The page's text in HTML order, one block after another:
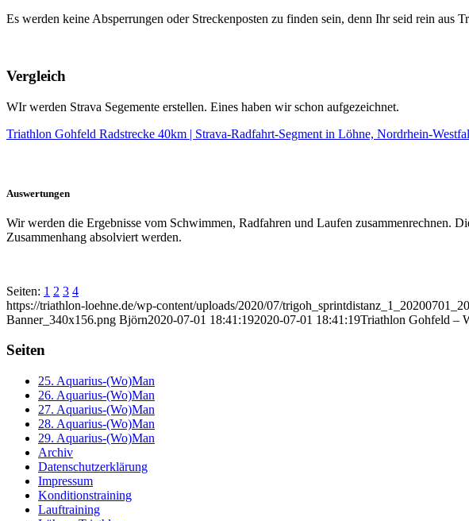
Es werden keine Absperrungen oder Streckenposten zu finden sein, denn Ihr seid rein aus
Vergleich
WIr werden Strava Segemente erstellen. Eines haben wir schon aufgezeichnet.
Triathlon Gohfeld Radstrecke 40km | Strava-Radfahrt-Segment in Löhne, Nordrhein-
Auswertungen
Wir werden die Ergebnisse vom Schwimmen, Radfahren und Laufen zusammenrechnen.
Zusammenhang absolviert werden.
Seiten: 1 2 3 4
https://triathlon-loehne.de/wp-content/uploads/2020/07/
Banner_340x156.png Björn2020-07-01 18:41:192020-07-01 18:41:19Triathlon Gohfeld –
Seiten
25. Aquarius-(Wo)Man
26. Aquarius-(Wo)Man
27. Aquarius-(Wo)Man
28. Aquarius-(Wo)Man
29. Aquarius-(Wo)Man
Archiv
Datenschutzerklärung
Impressum
Konditionstraining
Lauftraining